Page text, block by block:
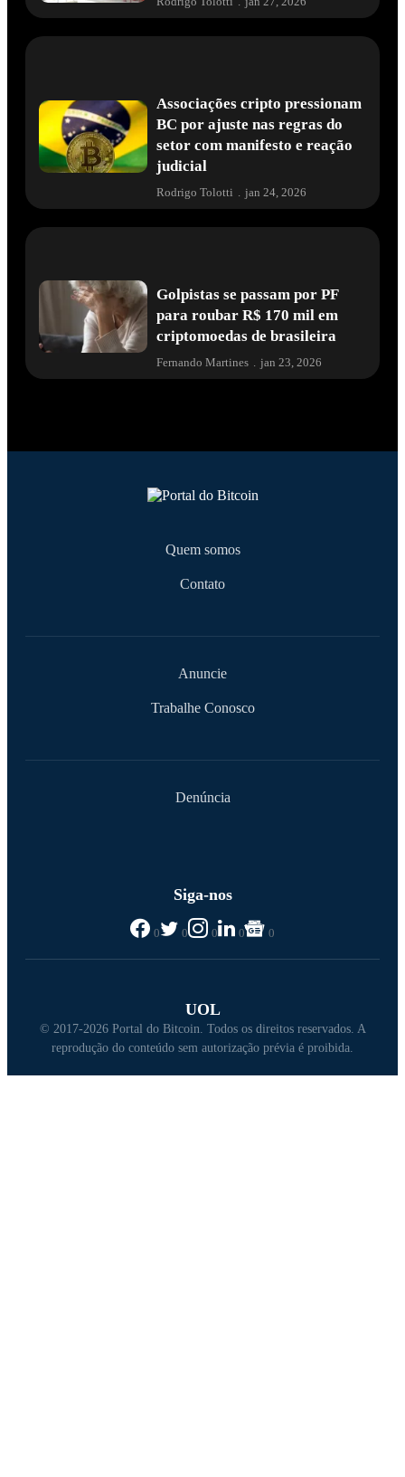
Associações cripto pressionam
BC por ajuste nas regras do
setor com manifesto e reação
judicial
Rodrigo Tolotti . jan 24, 2026
Golpistas se passam por PF
para roubar R$ 170 mil em
criptomoedas de brasileira
Fernando Martines jan 23, 2026
Quem somos
Contato
Anuncie
Trabalhe Conosco
Denúncia
Siga-nos
0 0 0 0 0
UOL
© 2017-2026 Portal do Bitcoin. Todos os direitos reservados. A
reprodução do conteúdo sem autorização prévia é proibida.